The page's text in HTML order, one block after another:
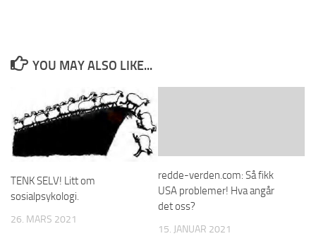
YOU MAY ALSO LIKE...
TENK SELV! Litt om
sosialpsykologi.
26. MARS 2021
redde-verden.com: Så fikk
USA problemer! Hva angår
det oss?
15. JANUAR 2021